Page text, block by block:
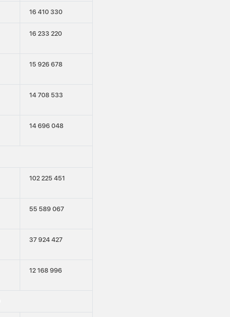
16 410 330
16 233 220
15 926 678
14 708 533
14 696 048
102 225 451
55 589 067
37 924 427
12 168 996